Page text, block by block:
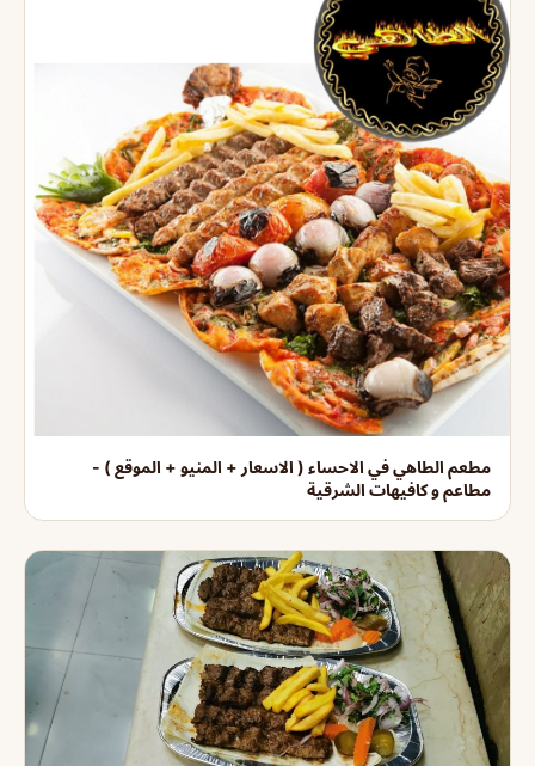
مطعم الطاهي في الاحساء ( الاسعار + المنيو + الموقع ) -
مطاعم و كافيهات الشرقية